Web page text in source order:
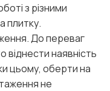
з різними
плитку.
До переваг
віднести наявність
цьому, оберти на
не